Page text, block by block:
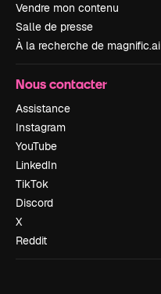
Vendre mon contenu
Salle de presse
À la recherche de magnific.ai
Nous contacter
Assistance
Instagram
YouTube
LinkedIn
TikTok
Discord
X
Reddit